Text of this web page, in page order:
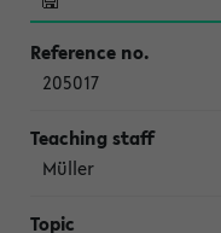
205017
Müller